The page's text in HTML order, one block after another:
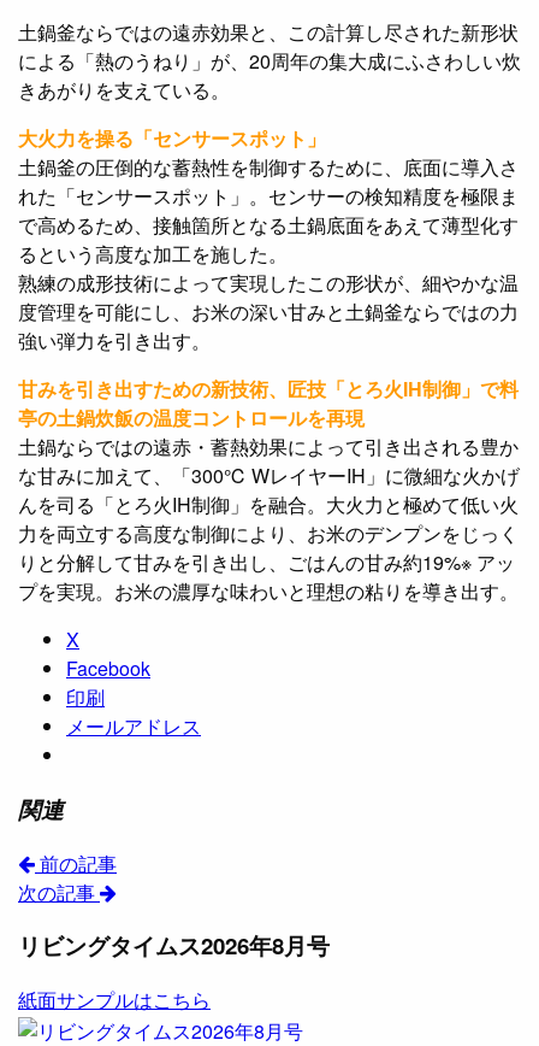
土鍋釜ならではの遠赤効果と、この計算し尽された新形状
による「熱のうねり」が、20周年の集大成にふさわしい炊
きあがりを支えている。
大火力を操る「センサースポット」
土鍋釜の圧倒的な蓄熱性を制御するために、底面に導入さ
れた「センサースポット」。センサーの検知精度を極限ま
で高めるため、接触箇所となる土鍋底面をあえて薄型化す
るという高度な加工を施した。
熟練の成形技術によって実現したこの形状が、細やかな温
度管理を可能にし、お米の深い甘みと土鍋釜ならではの力
強い弾力を引き出す。
甘みを引き出すための新技術、匠技「とろ火IH制御」で料
亭の土鍋炊飯の温度コントロールを再現
土鍋ならではの遠赤・蓄熱効果によって引き出される豊か
な甘みに加えて、「300℃ WレイヤーIH」に微細な火かげ
んを司る「とろ火IH制御」を融合。大火力と極めて低い火
力を両立する高度な制御により、お米のデンプンをじっく
りと分解して甘みを引き出し、ごはんの甘み約19%※ アッ
プを実現。お米の濃厚な味わいと理想の粘りを導き出す。
X
Facebook
印刷
メールアドレス
関連
前の記事
次の記事
リビングタイムス2026年8月号
紙面サンプルはこちら